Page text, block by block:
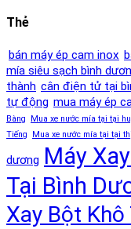
Thẻ
bán máy ép cam inox
mía siêu sạch bình
thành cân điện tử tại
tự động mua máy ép
Bàng
Mua xe nước mía tại tại
Tiếng
Mua xe nước mía tại tại
dương Máy
Tại Bình
Xay Bột